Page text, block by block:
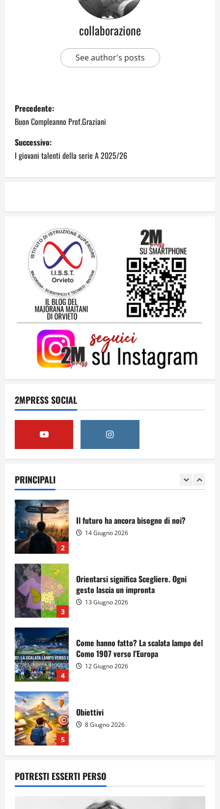
collaborazione
See author's posts
Precedente:
Buon Compleanno Prof.Graziani
Successivo:
I giovani talenti della serie A 2025/26
2MPRESS SOCIAL
PRINCIPALI
2
14 Giugno 2026
3
Orientarsi significa Scegliere. Ogni
gesto lascia un impronta
13 Giugno 2026
4
Come hanno fatto? La scalata lampo del
Como 1907 verso l’Europa
12 Giugno 2026
5
Majorana-Maitani al Festival
2
Il futuro ha ancora bisogno di noi?
14 Giugno 2026
3
Orientarsi significa Scegliere. Ogni
gesto lascia un impronta
13 Giugno 2026
4
Come hanno fatto? La scalata lampo del
Como 1907 verso l’Europa
12 Giugno 2026
5
Obiettivi
8 Giugno 2026
Majorana-Maitani al Festival
dell’Innovazione Scolastica
23 Giugno 2026
POTRESTI ESSERTI PERSO